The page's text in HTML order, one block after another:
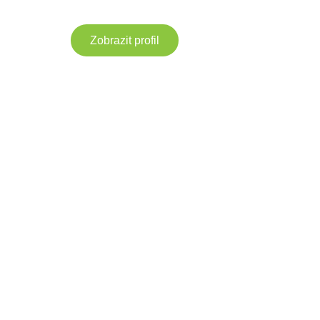
Zobrazit profil